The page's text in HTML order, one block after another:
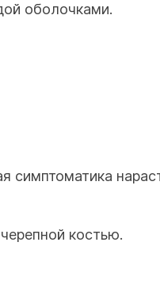
оболочками.
симптоматика
костью.